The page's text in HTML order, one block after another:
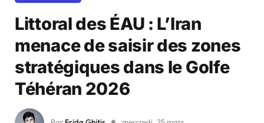
Littoral des ÉAU : L’Iran
menace de saisir des zones
stratégiques dans le Golfe
Téhéran 2026